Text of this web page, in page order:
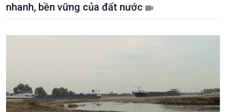
nhanh, bền vững của đất nước